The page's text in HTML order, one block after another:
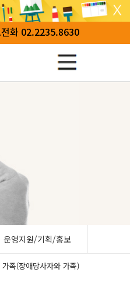
화 02.2235.8630
운영지원/기획/홍보
족(장애당사자와 가족)